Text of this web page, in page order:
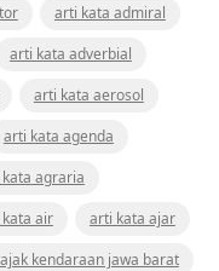
arti kata admiral
arti kata adverbial
arti kata aerosol
arti kata agenda
agraria
air
arti kata ajar
kendaraan jawa barat